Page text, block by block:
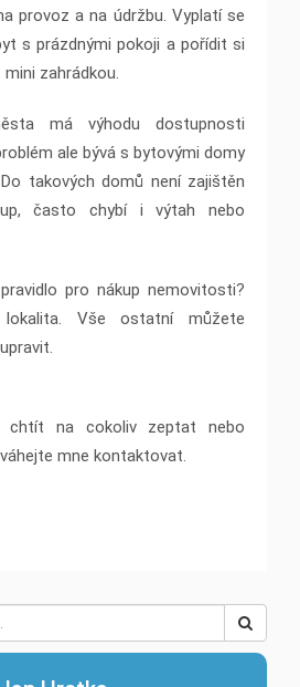
provoz a na údržbu. Vyplatí se
s prázdnými pokoji a pořídit si
zahrádkou.
má výhodu dostupnosti
ale bývá s bytovými domy
takových domů není zajištěn
často chybí i výtah nebo
pro nákup nemovitosti?
lokalita. Vše ostatní můžete
chtít na cokoliv zeptat nebo
mne kontaktovat.